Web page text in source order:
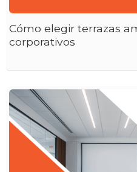
Cómo elegir terrazas
corporativos